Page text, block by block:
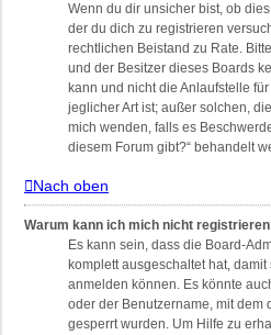
Wenn du dir unsicher bist, ob
der du dich zu registrieren
rechtlichen Beistand zu Rate.
und der Besitzer dieses Boards
kann und nicht die Anlaufstelle
jeglicher Art ist; außer solchen,
mich wenden, falls es
diesem Forum gibt?“ behandelt
Nach oben
Warum kann ich mich nicht
Es kann sein, dass die Board-
komplett ausgeschaltet hat,
anmelden können. Es könnte
oder der Benutzername, mit dem
gesperrt wurden. Um Hilfe zu